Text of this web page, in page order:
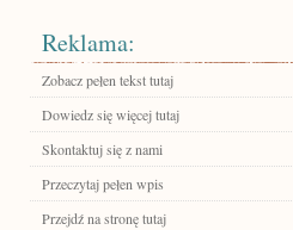
Reklama:
Zobacz pełen tekst tutaj
Dowiedz się więcej tutaj
Skontaktuj się z nami
Przeczytaj pełen wpis
Przejdź na stronę tutaj